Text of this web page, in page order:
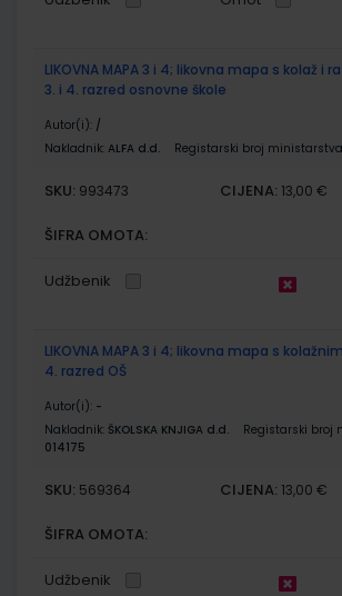
LIKOVNA MAPA 3 i 4; likovna mapa s kolaž i
3. i 4. razred osnovne škole
Autor(i): /
Nakladnik: ALFA d.d. Registarski broj
SKU: 993473 CIJENA: 13,00 €
ŠIFRA OMOTA:
Udžbenik
LIKOVNA MAPA 3 i 4; likovna mapa s
4. razred OŠ
Autor(i): -
Nakladnik: ŠKOLSKA KNJIGA d.d.
Registarski broj
014175
SKU: 569364 CIJENA: 13,00 €
ŠIFRA OMOTA:
Udžbenik